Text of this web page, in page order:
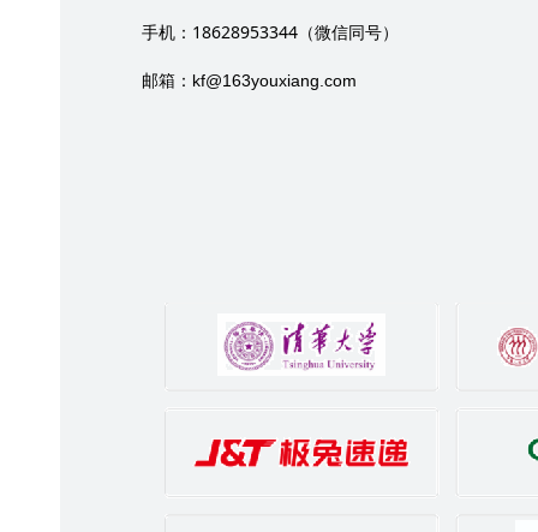
手机： 18628953344 （微信同号）
邮箱： kf@163youxiang.com